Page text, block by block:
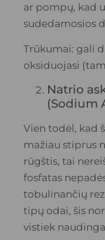
ar pompų, kad
sudedamosios
Trūkumai: gali
oksiduojasi
Natrio
(Sodium
Vien todėl, kad
mažiau stiprus
rūgštis, tai
fosfatas
tobulinančių
tipų odai, šis
vistiek